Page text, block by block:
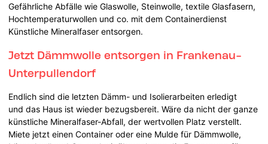
Gefährliche Abfälle wie Glaswolle, Steinwolle, textile Glasfasern,
Hochtemperaturwollen und co. mit dem Containerdienst
Künstliche Mineralfaser entsorgen.
Jetzt Dämmwolle entsorgen in Frankenau-
Unterpullendorf
Endlich sind die letzten Dämm- und Isolierarbeiten erledigt
und das Haus ist wieder bezugsbereit. Wäre da nicht der ganze
künstliche Mineralfaser-Abfall, der wertvollen Platz verstellt.
Miete jetzt einen Container oder eine Mulde für Dämmwolle,